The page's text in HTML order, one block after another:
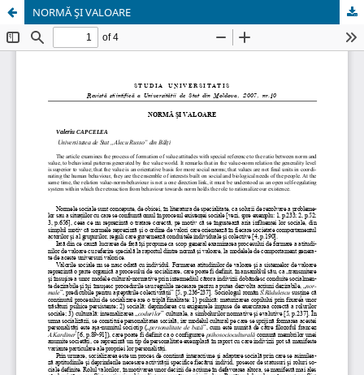
NORMĂ ŞI VALOARE